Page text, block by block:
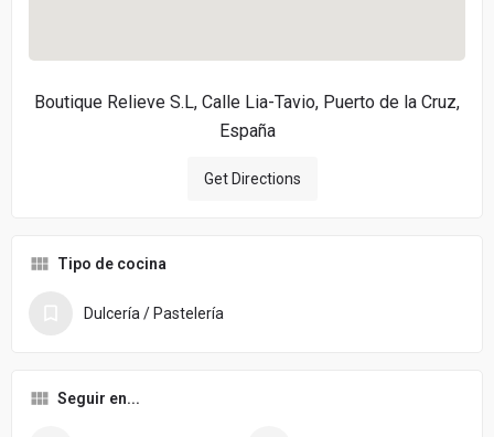
Boutique Relieve S.L, Calle Lia-Tavio, Puerto de la Cruz,
España
Get Directions
Tipo de cocina
Dulcería / Pastelería
Seguir en...